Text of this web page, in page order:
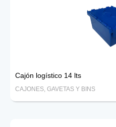
Cajón logístico 14 lts
CAJONES, GAVETAS Y BINS